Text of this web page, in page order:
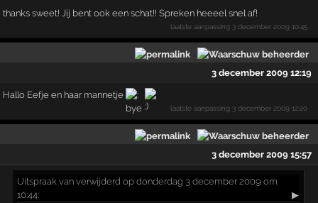
thanks sweet! Jij bent ook een schat!! Spreken heeeel snel af!
laatste aanpassing 3 december 2009 10:45
3 december 2009 12:19
Hallo Eefje en haar mannetje
laatste aanpassing 3 december 2009 12:20
3 december 2009 15:57
Uitspraak van verwijderd op donderdag 3 december 2009 om
10:44:
▶